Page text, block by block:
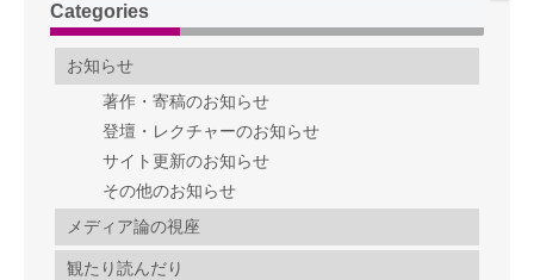
Categories
お知らせ
著作・寄稿のお知らせ
登壇・レクチャーのお知らせ
サイト更新のお知らせ
その他のお知らせ
メディア論の視座
観たり読んだり